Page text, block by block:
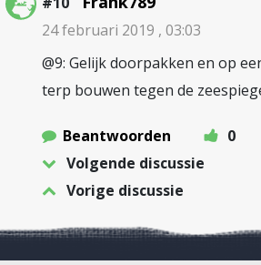
24 februari 2019 , 03:03
@9: Gelijk doorpakken en op
terp bouwen tegen de
Beantwoorden
0
Volgende discussie
Vorige discussie